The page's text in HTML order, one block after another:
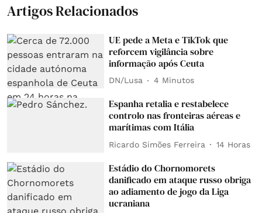
Artigos Relacionados
UE pede a Meta e TikTok que
reforcem vigilância sobre
informação após Ceuta
DN/Lusa 4 Minutos
Espanha retalia e restabelece
controlo nas fronteiras aéreas e
marítimas com Itália
Ricardo Simões Ferreira 14 Horas
Estádio do Chornomorets
danificado em ataque russo obriga
ao adiamento de jogo da Liga
ucraniana